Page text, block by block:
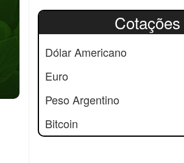
Cotações
Dólar Americano
Euro
Peso Argentino
Bitcoin